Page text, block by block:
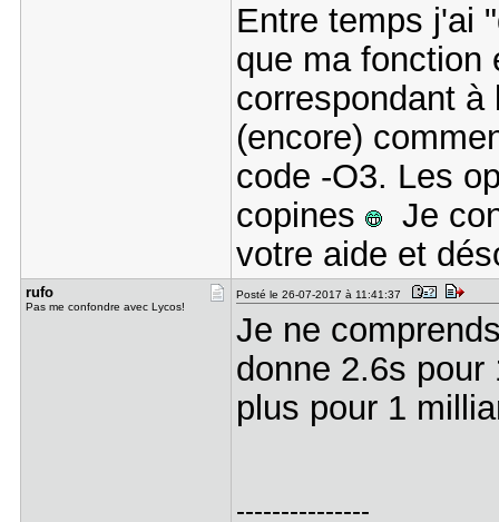
Entre temps j'ai
que ma fonction
correspondant
(encore)
code -O3. Les
copines
Je
votre aide et
rufo
Pas me confondre avec Lycos!
Posté le 26-07-2017 à 11:41:37
Je ne
donne 2.6s
plus pour 1
---------------